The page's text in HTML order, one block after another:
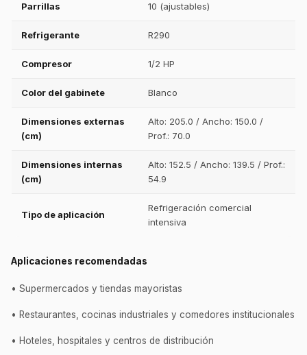
Parrillas 10 (ajustables)
Refrigerante R290
Compresor 1/2 HP
Color del gabinete Blanco
Dimensiones externas
(cm)
Alto: 205.0 / Ancho: 150.0 /
Prof.: 70.0
Dimensiones internas
(cm)
Alto: 152.5 / Ancho: 139.5 / Prof.:
54.9
Tipo de aplicación
Refrigeración comercial
intensiva
Aplicaciones recomendadas
• Supermercados y tiendas mayoristas
• Restaurantes, cocinas industriales y comedores institucionales
• Hoteles, hospitales y centros de distribución